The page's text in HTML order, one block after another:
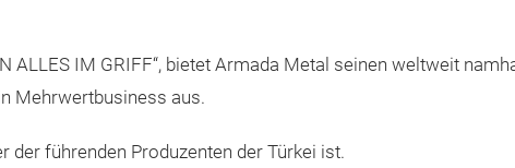
ALLES IM GRIFF“, bietet Armada Metal seinen weltweit
Mehrwertbusiness aus.
der führenden Produzenten der Türkei ist.